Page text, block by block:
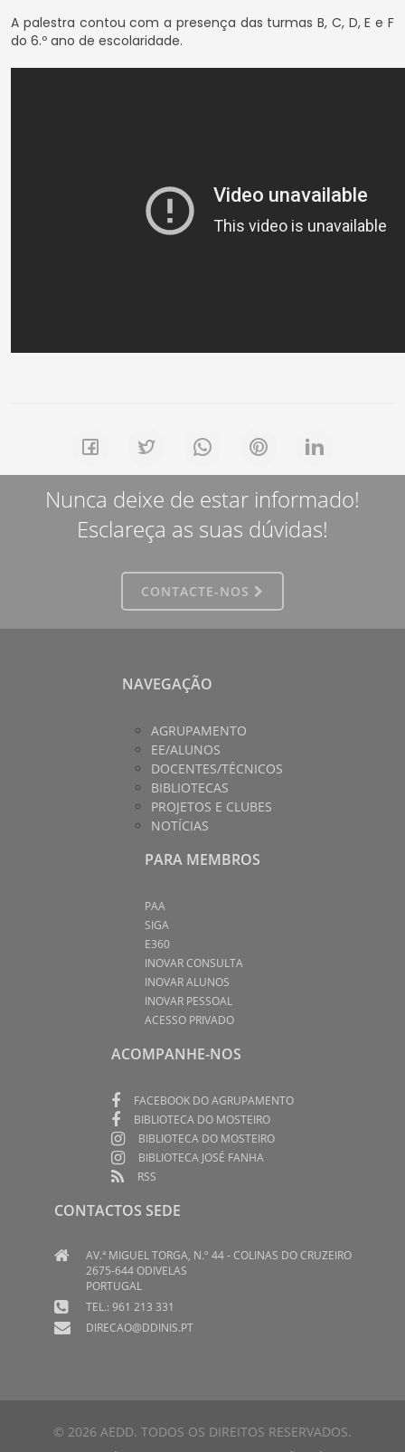
A palestra contou com a presença das turmas B, C, D, E e F
do 6.º ano de escolaridade.
Nunca deixe de estar informado!
Esclareça as suas dúvidas!
CONTACTE-NOS
NAVEGAÇÃO
AGRUPAMENTO
EE/ALUNOS
DOCENTES/TÉCNICOS
BIBLIOTECAS
PROJETOS E CLUBES
NOTÍCIAS
PARA MEMBROS
PAA
SIGA
E360
INOVAR CONSULTA
INOVAR ALUNOS
INOVAR PESSOAL
ACESSO PRIVADO
ACOMPANHE-NOS
FACEBOOK DO AGRUPAMENTO
BIBLIOTECA DO MOSTEIRO
BIBLIOTECA DO MOSTEIRO
BIBLIOTECA JOSÉ FANHA
RSS
CONTACTOS SEDE
AV.ª MIGUEL TORGA, N.º 44 - COLINAS DO CRUZEIRO
2675-644 ODIVELAS
PORTUGAL
TEL.: 961 213 331
DIRECAO@DDINIS.PT
© 2026 AEDD. TODOS OS DIREITOS RESERVADOS.